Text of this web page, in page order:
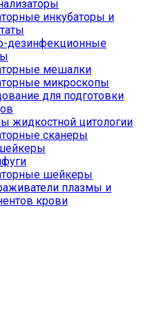
инкубаторы и
дезинфекционные
мешалки
микроскопы
для подготовки
жидкостной цитологии
сканеры
шейкеры
плазмы и
крови